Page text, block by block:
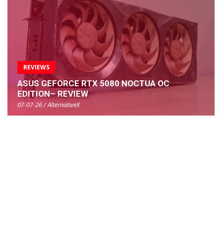
REVIEWS
ASUS GEFORCE RTX 5080 NOCTUA OC
EDITION– REVIEW
07-07-26 / AlternativeX